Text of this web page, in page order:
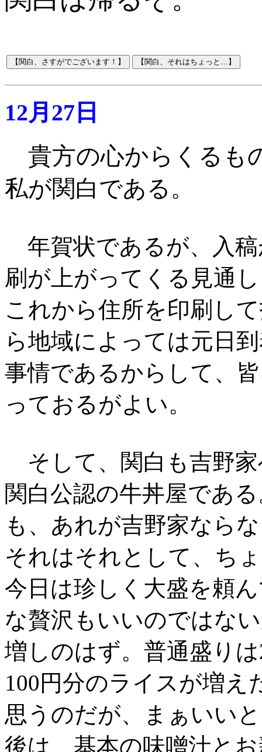
12月27日
貴方の心からくるも
私が関白である 。
年賀状であるが、入
刷が上がってくる見通
これから住所を印刷し
ら地域によっては元日
事情であるからして、
っておるがよい。
そして、関白も吉野家
関白公認の牛丼屋であ
も、あれが吉野家なら
それはそれとして、ち
今日は珍しく大盛を頼
な贅沢もいいのではな
増しのはず。普通盛り
100円分のライスが増
思うのだが、まぁいい
後は、基本の味噌汁と